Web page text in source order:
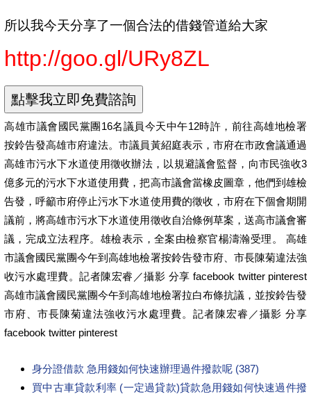
所以我今天分享了一個合法的借錢管道給大家
http://goo.gl/URy8ZL
高雄市議會國民黨團16名議員今天中午12時許，前往高雄地檢署
按鈴告發高雄市府違法。市議員黃紹庭表示，市府在市政會議通過
高雄市污水下水道使用徵收辦法，以規避議會監督，向市民強收3
億多元的污水下水道使用費，把高市議會當橡皮圖章，他們到雄檢
告發，呼籲市府停止污水下水道使用費的徵收，市府在下個會期開
議前，將高雄市污水下水道使用徵收自治條例草案，送高市議會審
議，完成立法程序。雄檢表示，全案由檢察官楊濤瀚受理。 高雄
市議會國民黨團今午到高雄地檢署按鈴告發市府、市長陳菊違法強
收污水處理費。記者陳宏睿／攝影 分享 facebook twitter pinterest
高雄市議會國民黨團今午到高雄地檢署拉白布條抗議，並按鈴告發
市府、市長陳菊違法強收污水處理費。記者陳宏睿／攝影 分享
facebook twitter pinterest
身分證借款 急用錢如何快速辦理過件撥款呢 (387)
買中古車貸款利率 (一定過貸款)貸款急用錢如何快速過件撥